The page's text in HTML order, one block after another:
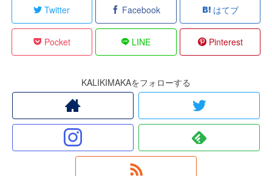
Twitter
Facebook はてブ
Pocket LINE Pinterest
KALIKIMAKAをフォローする